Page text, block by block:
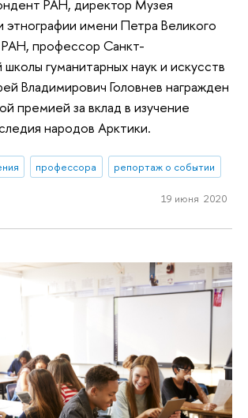
РАН, директор Музея
этнографии имени Петра Великого
профессор Санкт-
гуманитарных наук и искусств
Владимирович Головнев награжден
премией за вклад в изучение
народов Арктики.
профессора репортаж о событии
19 июня 2020